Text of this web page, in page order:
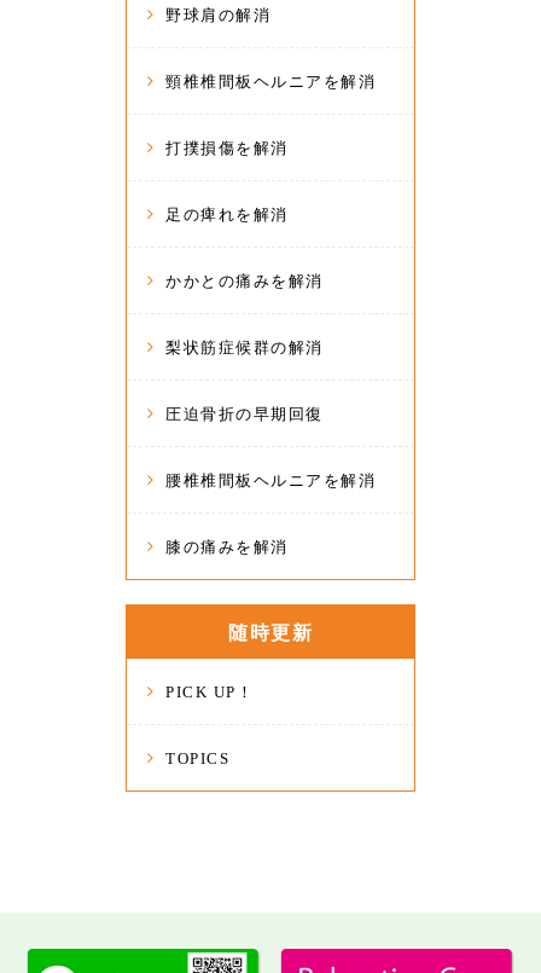
野球肩の解消
頸椎椎間板ヘルニアを解消
打撲損傷を解消
足の痺れを解消
かかとの痛みを解消
梨状筋症候群の解消
圧迫骨折の早期回復
腰椎椎間板ヘルニアを解消
膝の痛みを解消
随時更新
PICK UP！
TOPICS